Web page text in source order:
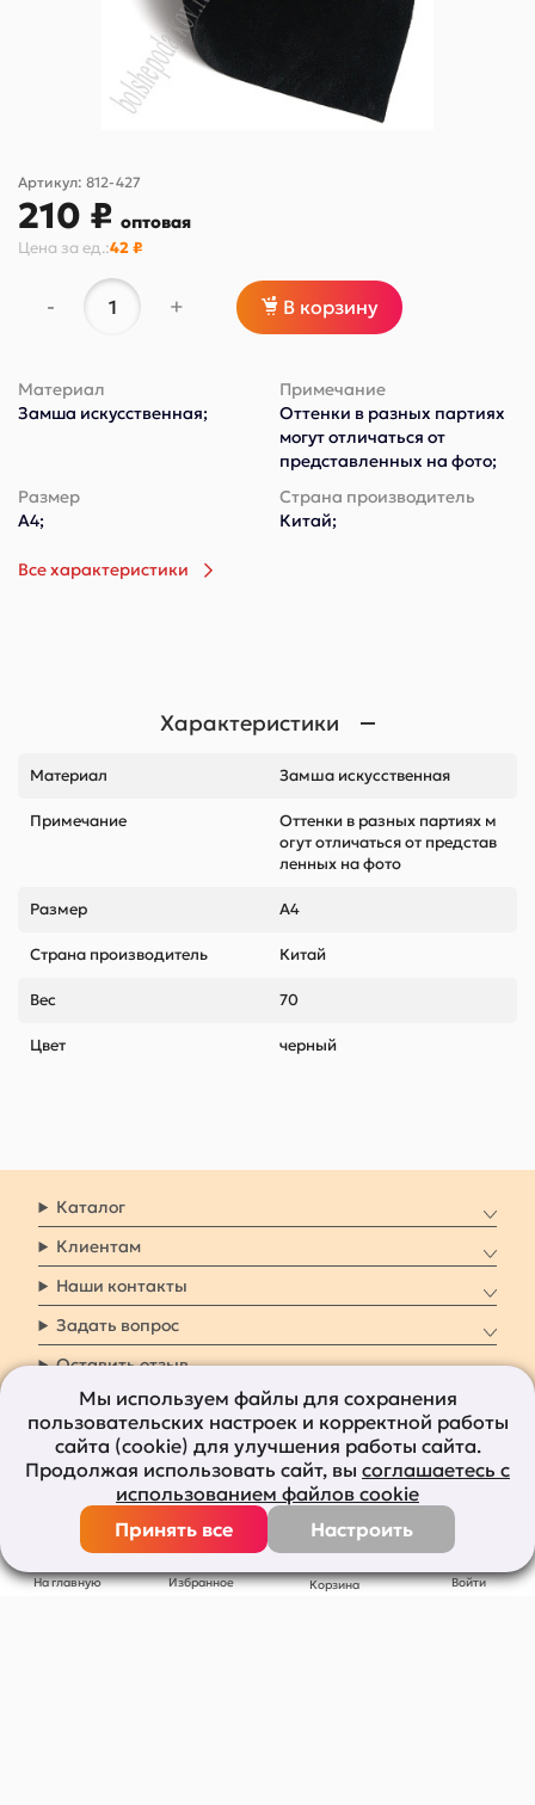
На главную Избранное Корзина Войти
Артикул: 812-427
210 ₽ оптовая
Цена за ед.:42 ₽
- + В корзину
Материал
Замша искусственная;
Примечание
Оттенки в разных партиях
могут отличаться от
представленных на фото;
Размер
А4;
Страна производитель
Китай;
Все характеристики
Характеристики
Материал Замша искусственная
Примечание
Оттенки в разных партиях м
огут отличаться от представ
ленных на фото
Размер А4
Страна производитель Китай
Вес 70
Цвет черный
Каталог
Клиентам
Наши контакты
Задать вопрос
Оставить отзыв
8 800 7009 161 Заказать звонок
Наши социальные
сети
Все права защищены © 2011-2026bolshepodarkov.ru
Мы используем файлы для сохранения
пользовательских настроек и корректной работы
сайта (cookie) для улучшения работы сайта.
Продолжая использовать сайт, вы соглашаетесь с
использованием файлов cookie
Принять все
Настроить